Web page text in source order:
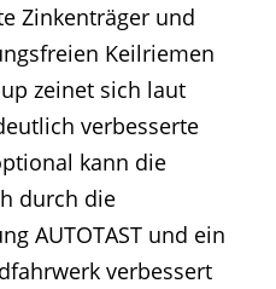
Zinkenträger und
Keilriemen
zeinet sich laut
verbesserte
kann die
durch die
AUTOTAST und ein
verbessert